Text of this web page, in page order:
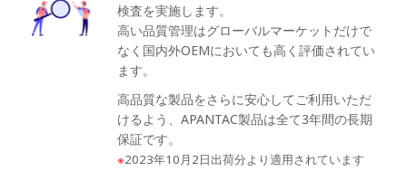
検査を実施します。
高い品質管理はグローバルマーケットだけで
なく国内外OEMにおいても高く評価されてい
ます。
高品質な製品をさらに安心してご利用いただ
けるよう、APANTAC製品は全て3年間の長期
保証です。
※2023年10月2日出荷分より適用されています